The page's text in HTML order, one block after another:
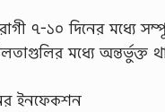
৭-১০ দিনের মধ্যে
মধ্যে অন্তর্ভুক্ত
ইনফেকশন